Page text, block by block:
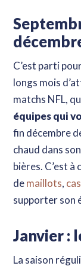
C’est parti
longs mois
matchs NFL,
équipes qui
fin décembre
chaud dans
bières. C’est à
demaillots,
supporter son
Janvier :
La saison